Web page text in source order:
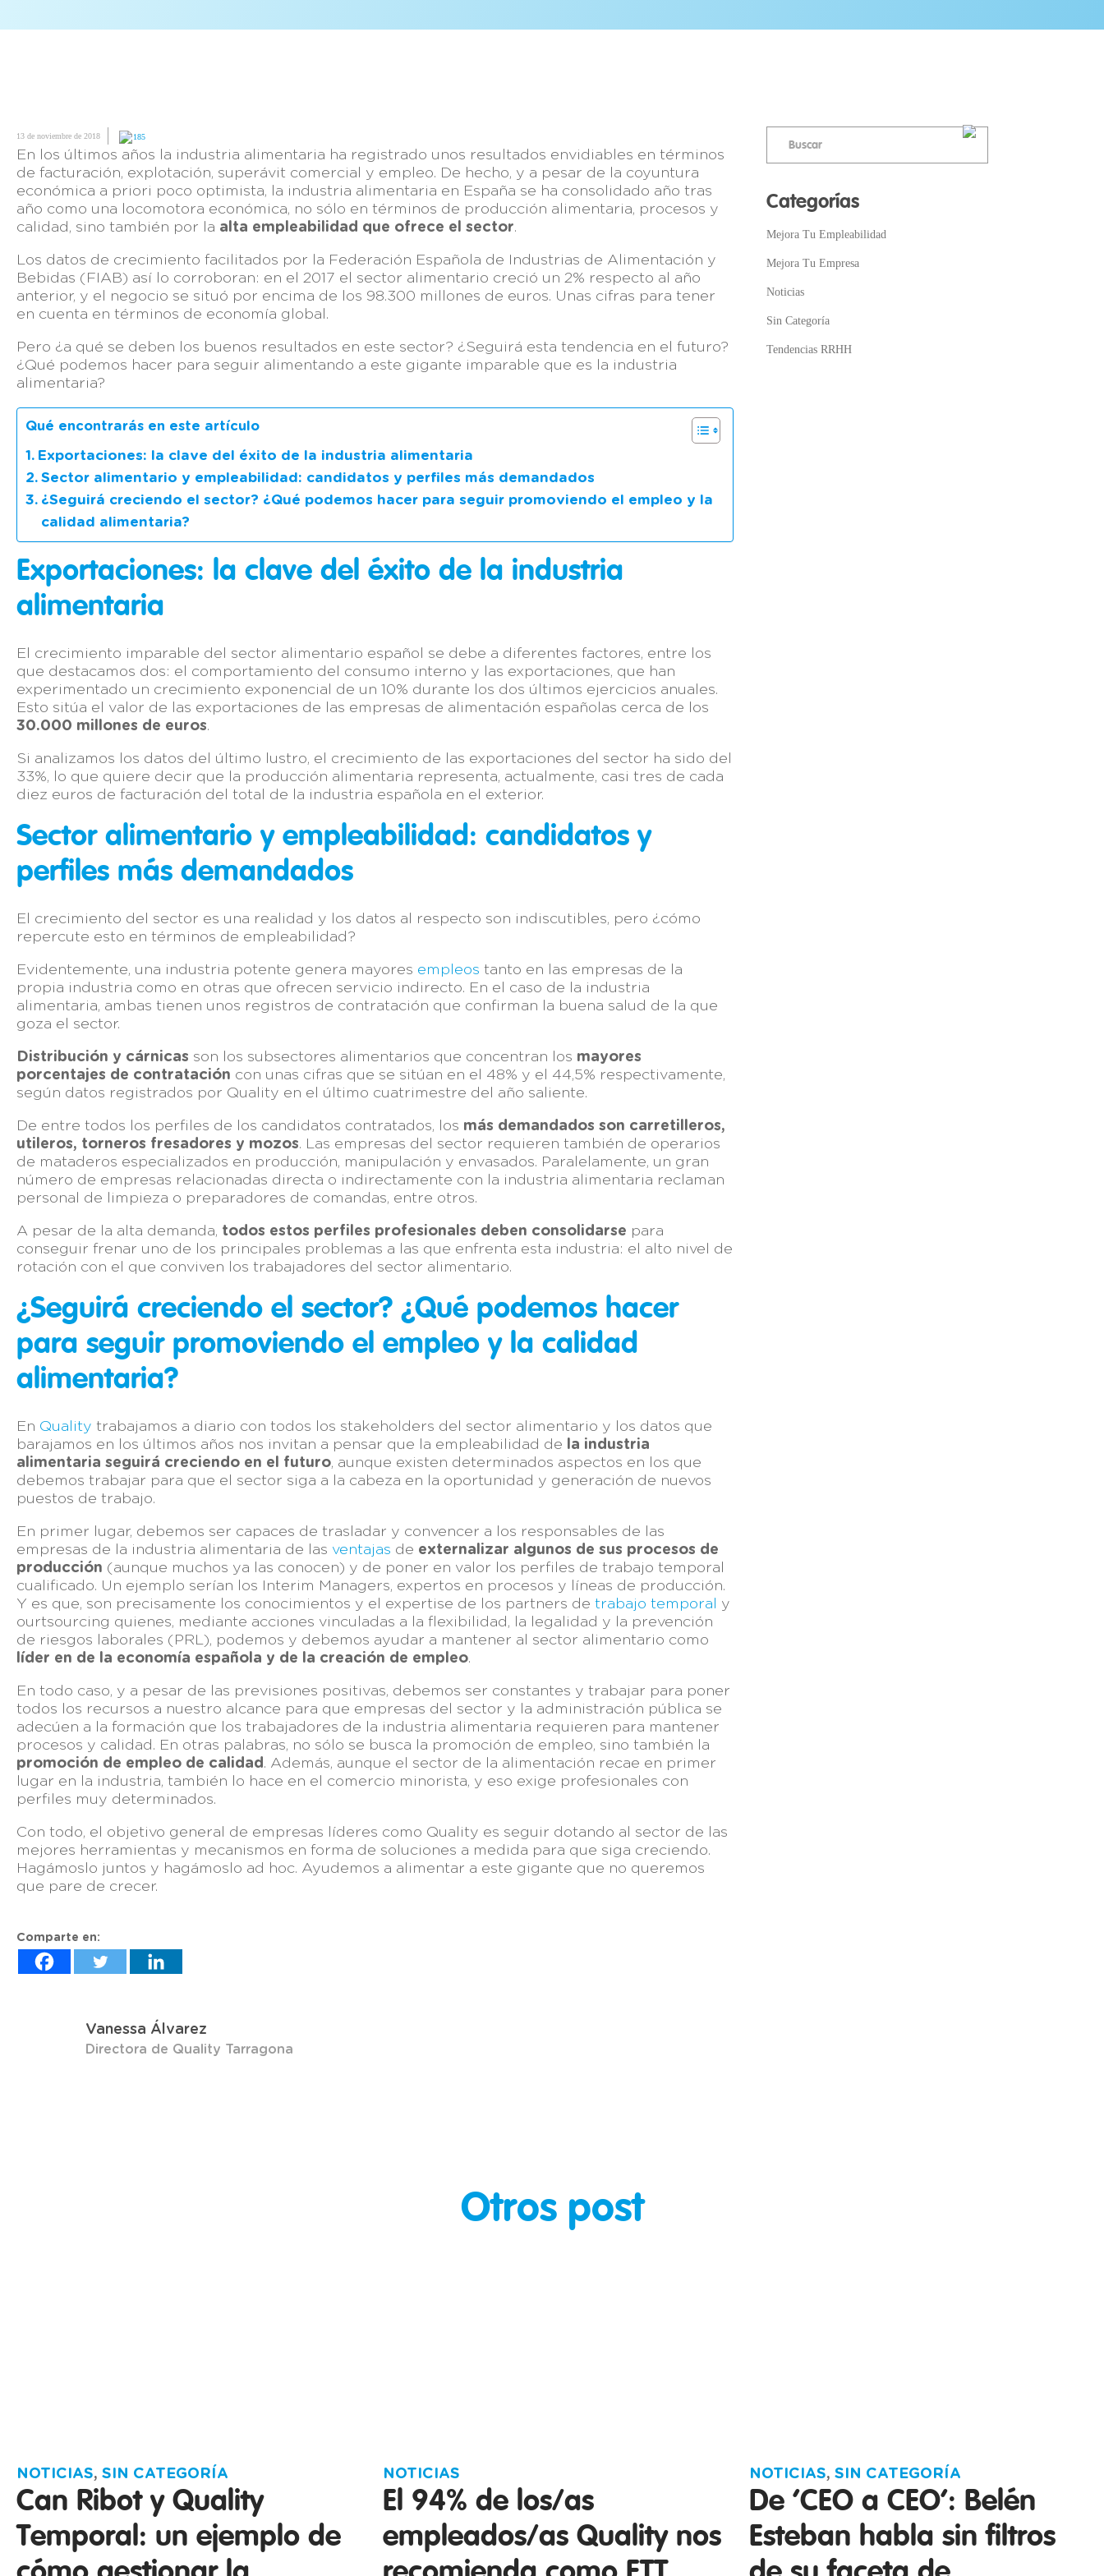
13 de noviembre de 2018 185
En los últimos años la industria alimentaria ha registrado unos resultados envidiables en términos
de facturación, explotación, superávit comercial y empleo. De hecho, y a pesar de la coyuntura
económica a priori poco optimista, la industria alimentaria en España se ha consolidado año tras
año como una locomotora económica, no sólo en términos de producción alimentaria, procesos y
calidad, sino también por la alta empleabilidad que ofrece el sector.
Los datos de crecimiento facilitados por la Federación Española de Industrias de Alimentación y
Bebidas (FIAB) así lo corroboran: en el 2017 el sector alimentario creció un 2% respecto al año
anterior, y el negocio se situó por encima de los 98.300 millones de euros. Unas cifras para tener
en cuenta en términos de economía global.
Pero ¿a qué se deben los buenos resultados en este sector? ¿Seguirá esta tendencia en el futuro?
¿Qué podemos hacer para seguir alimentando a este gigante imparable que es la industria
alimentaria?
Qué encontrarás en este artículo
Exportaciones: la clave del éxito de la industria alimentaria
Sector alimentario y empleabilidad: candidatos y perfiles más demandados
¿Seguirá creciendo el sector? ¿Qué podemos hacer para seguir promoviendo el empleo y la
calidad alimentaria?
Exportaciones: la clave del éxito de la industria
alimentaria
El crecimiento imparable del sector alimentario español se debe a diferentes factores, entre los
que destacamos dos: el comportamiento del consumo interno y las exportaciones, que han
experimentado un crecimiento exponencial de un 10% durante los dos últimos ejercicios anuales.
Esto sitúa el valor de las exportaciones de las empresas de alimentación españolas cerca de los
30.000 millones de euros.
Si analizamos los datos del último lustro, el crecimiento de las exportaciones del sector ha sido del
33%, lo que quiere decir que la producción alimentaria representa, actualmente, casi tres de cada
diez euros de facturación del total de la industria española en el exterior.
Sector alimentario y empleabilidad: candidatos y
perfiles más demandados
El crecimiento del sector es una realidad y los datos al respecto son indiscutibles, pero ¿cómo
repercute esto en términos de empleabilidad?
Evidentemente, una industria potente genera mayores empleos tanto en las empresas de la
propia industria como en otras que ofrecen servicio indirecto. En el caso de la industria
alimentaria, ambas tienen unos registros de contratación que confirman la buena salud de la que
goza el sector.
Distribución y cárnicas son los subsectores alimentarios que concentran los mayores
porcentajes de contratación con unas cifras que se sitúan en el 48% y el 44,5% respectivamente,
según datos registrados por Quality en el último cuatrimestre del año saliente.
De entre todos los perfiles de los candidatos contratados, los más demandados son carretilleros,
utileros, torneros fresadores y mozos. Las empresas del sector requieren también de operarios
de mataderos especializados en producción, manipulación y envasados. Paralelamente, un gran
número de empresas relacionadas directa o indirectamente con la industria alimentaria reclaman
personal de limpieza o preparadores de comandas, entre otros.
A pesar de la alta demanda, todos estos perfiles profesionales deben consolidarse para
conseguir frenar uno de los principales problemas a las que enfrenta esta industria: el alto nivel de
rotación con el que conviven los trabajadores del sector alimentario.
¿Seguirá creciendo el sector? ¿Qué podemos hacer
para seguir promoviendo el empleo y la calidad
alimentaria?
En Quality trabajamos a diario con todos los stakeholders del sector alimentario y los datos que
barajamos en los últimos años nos invitan a pensar que la empleabilidad de la industria
alimentaria seguirá creciendo en el futuro, aunque existen determinados aspectos en los que
debemos trabajar para que el sector siga a la cabeza en la oportunidad y generación de nuevos
puestos de trabajo.
En primer lugar, debemos ser capaces de trasladar y convencer a los responsables de las
empresas de la industria alimentaria de las ventajas de externalizar algunos de sus procesos de
producción (aunque muchos ya las conocen) y de poner en valor los perfiles de trabajo temporal
cualificado. Un ejemplo serían los Interim Managers, expertos en procesos y líneas de producción.
Y es que, son precisamente los conocimientos y el expertise de los partners de trabajo temporal y
ourtsourcing quienes, mediante acciones vinculadas a la flexibilidad, la legalidad y la prevención
de riesgos laborales (PRL), podemos y debemos ayudar a mantener al sector alimentario como
líder en de la economía española y de la creación de empleo.
En todo caso, y a pesar de las previsiones positivas, debemos ser constantes y trabajar para poner
todos los recursos a nuestro alcance para que empresas del sector y la administración pública se
adecúen a la formación que los trabajadores de la industria alimentaria requieren para mantener
procesos y calidad. En otras palabras, no sólo se busca la promoción de empleo, sino también la
promoción de empleo de calidad. Además, aunque el sector de la alimentación recae en primer
lugar en la industria, también lo hace en el comercio minorista, y eso exige profesionales con
perfiles muy determinados.
Con todo, el objetivo general de empresas líderes como Quality es seguir dotando al sector de las
mejores herramientas y mecanismos en forma de soluciones a medida para que siga creciendo.
Hagámoslo juntos y hagámoslo ad hoc. Ayudemos a alimentar a este gigante que no queremos
que pare de crecer.
Comparte en:
Vanessa Álvarez
Directora de Quality Tarragona
Categorías
Mejora Tu Empleabilidad
Mejora Tu Empresa
Noticias
Sin Categoría
Tendencias RRHH
Otros post
NOTICIAS, SIN CATEGORÍA
Can Ribot y Quality
Temporal: un ejemplo de
NOTICIAS
El 94% de los/as
empleados/as Quality nos
NOTICIAS, SIN CATEGORÍA
De ‘CEO a CEO’: Belén
Esteban habla sin filtros